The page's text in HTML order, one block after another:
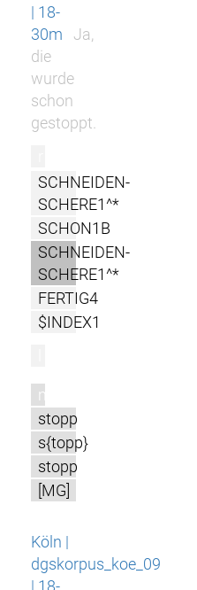
| 18-
30m
Ja,
die
wurde
schon
gestoppt.
SCHNEIDEN-
SCHERE1^*
SCHON1B
SCHNEIDEN-
SCHERE1^*
FERTIG4
$INDEX1
m
stopp
s{topp}
stopp
[MG]
Köln |
dgskorpus_koe_09
| 18-